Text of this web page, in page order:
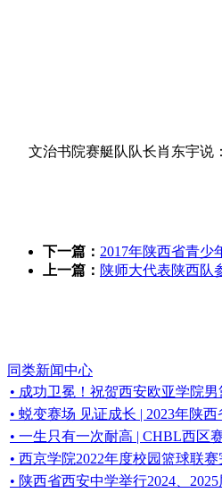
文治书院赛艇队队长肖东宇说
下一篇： 2017年陕西省青少
上一篇： 陕师大代表陕西队
同类新闻中心
• 成功卫冕！祝贺西安欧亚学院男
• 蜕变赛场 见证成长 | 2023年陕
• 一生只有一次耐高 | CHBL西区
• 西京学院2022年度校园篮球联
• 陕西省西安中学举行2024、